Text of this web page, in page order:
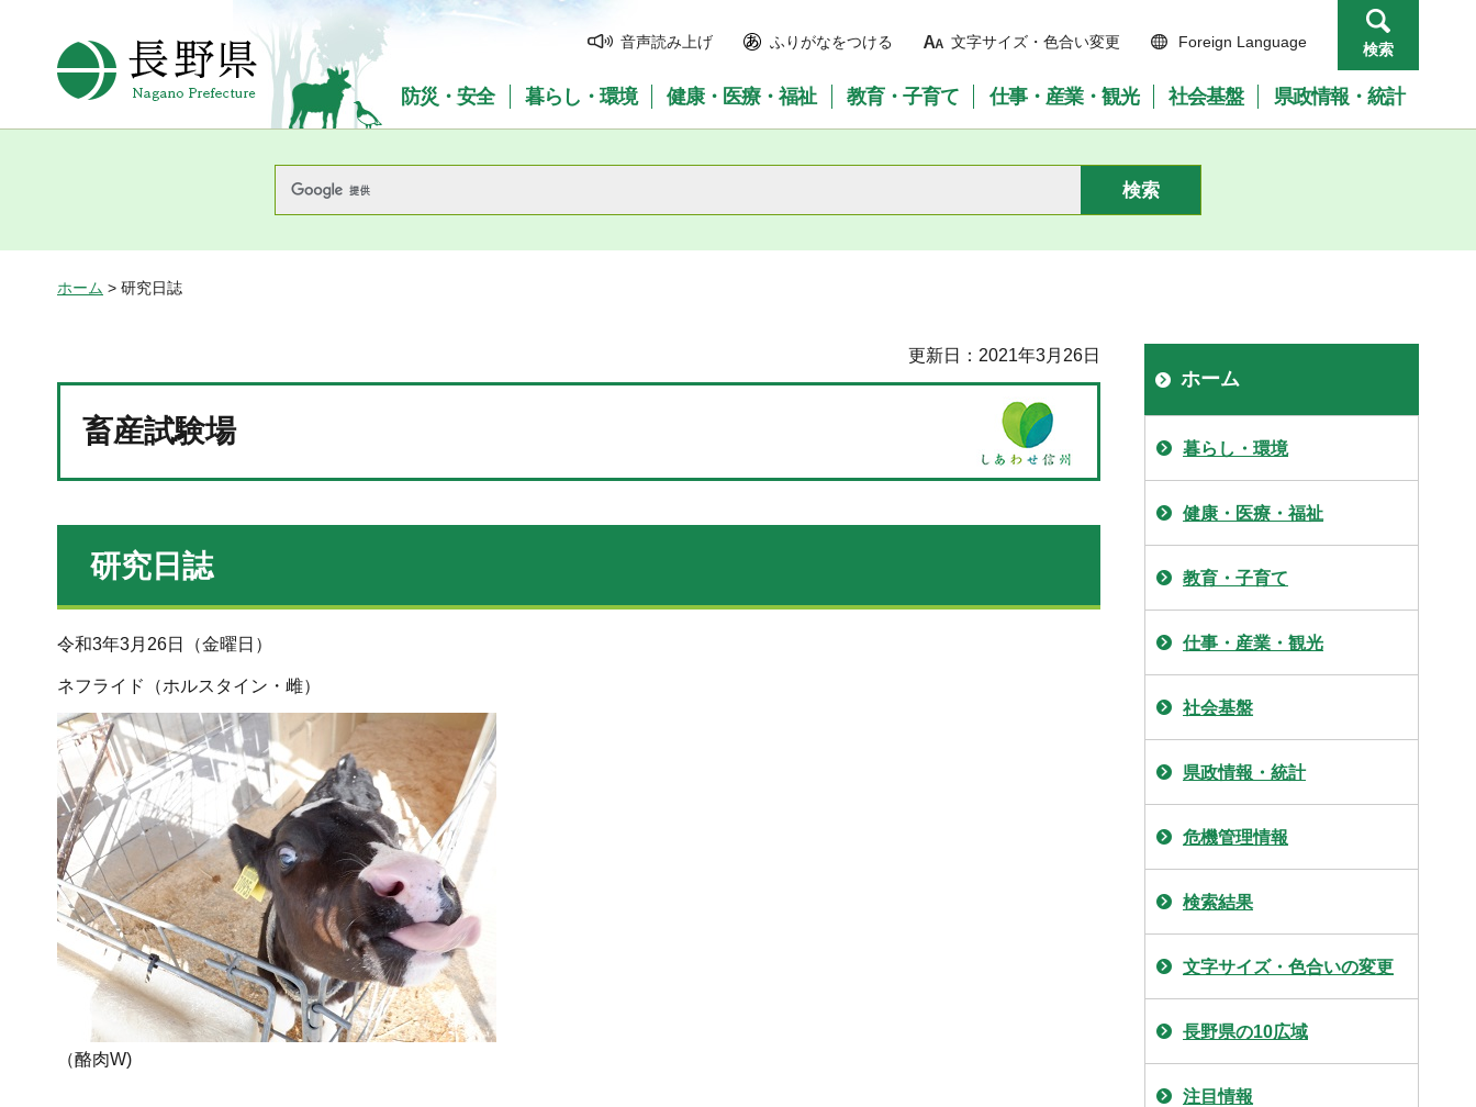
長野県Nagano Prefecture
音声読み上げ ふりがなをつける 文字サイズ・色合い変更 Foreign Language 検索
防災・安全 暮らし・環境 健康・医療・福祉 教育・子育て 仕事・産業・観光 社会基盤 県政情報・統計
ホーム > 研究日誌
更新日：2021年3月26日
畜産試験場
研究日誌
令和3年3月26日（金曜日）
ネフライド（ホルスタイン・雌）
（酪肉W)
ホーム
暮らし・環境
健康・医療・福祉
教育・子育て
仕事・産業・観光
社会基盤
県政情報・統計
危機管理情報
検索結果
文字サイズ・色合いの変更
長野県の10広域
注目情報